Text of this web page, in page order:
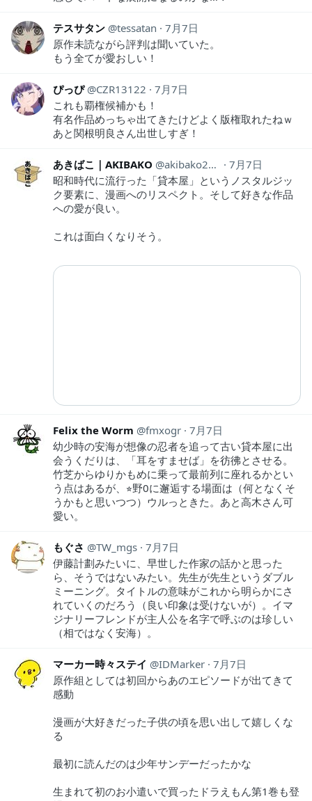
テスサタン tessatan
7月7日
原作未読ながら評判は聞いていた。
もう全てが愛おしい！
ぴっぴ CZR13122
7月7日
これも覇権候補かも！
有名作品めっちゃ出てきたけどよく版権取れたねｗ
あと関根明良さん出世しすぎ！
あきばこ｜AKIBAKO akibako2026
7月7日
昭和時代に流行った「貸本屋」というノスタルジッ
ク要素に、漫画へのリスペクト。そして好きな作品
への愛が良い。
これは面白くなりそう。
Felix the Worm fmxogr 7月7日
幼少時の安海が想像の忍者を追って古い貸本屋に出
会うくだりは、「耳をすませば」を彷彿とさせる。
竹芝からゆりかもめに乗って最前列に座れるかとい
う点はあるが、⭐︎野0に邂逅する場面は（何となくそ
うかもと思いつつ）ウルっときた。あと高木さん可
愛い。
もぐさ TW_mgs 7月7日
伊藤計劃みたいに、早世した作家の話かと思った
ら、そうではないみたい。先生が先生というダブル
ミーニング。タイトルの意味がこれから明らかにさ
れていくのだろう（良い印象は受けないが）。イマ
ジナリーフレンドが主人公を名字で呼ぶのは珍しい
（相ではなく安海）。
マーカー時々ステイ IDMarker 7月7日
原作組としては初回からあのエピソードが出てきて
感動
漫画が大好きだった子供の頃を思い出して嬉しくな
る
最初に読んだのは少年サンデーだったかな
生まれて初のお小遣いで買ったドラえもん第1巻も登